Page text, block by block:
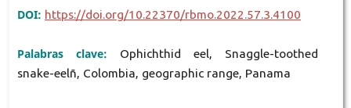
DOI: https://doi.org/10.22370/rbmo.2022.57.3.4100
Palabras clave:
Ophichthid eel, Snaggle-toothed
snake-eelñ, Colombia, geographic range, Panama